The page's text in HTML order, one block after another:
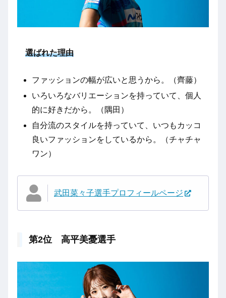
選ばれた理由
ファッションの幅が広いと思うから。（齊藤）
いろいろなバリエーションを持っていて、個人
的に好きだから。（隅田）
自分流のスタイルを持っていて、いつもカッコ
良いファッションをしているから。（チャチャ
ワン）
武田菜々子選手プロフィールページ
第2位 高平美憂選手